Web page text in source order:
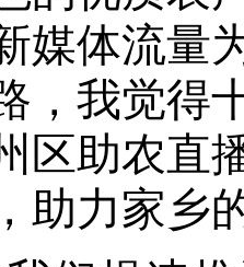
媒体流量
，我觉得
区助农直
助力家乡